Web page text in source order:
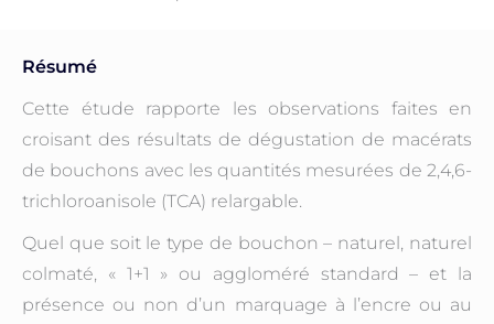
Résumé
Cette étude rapporte les observations faites en
croisant des résultats de dégustation de macérats
de bouchons avec les quantités mesurées de 2,4,6-
trichloroanisole (TCA) relargable.
Quel que soit le type de bouchon – naturel, naturel
colmaté, « 1+1 » ou aggloméré standard – et la
présence ou non d’un marquage à l’encre ou au